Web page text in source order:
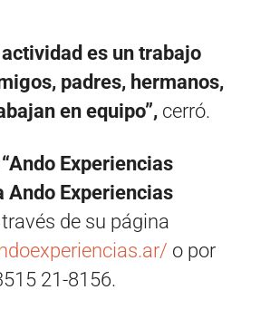
es un trabajo
padres, hermanos,
en equipo”, cerró.
“Ando Experiencias
Ando Experiencias
de su página
o por
21-8156.